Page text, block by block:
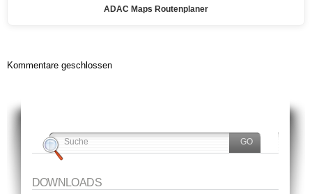
ADAC Maps Routenplaner
Kommentare geschlossen
DOWNLOADS